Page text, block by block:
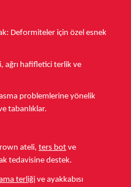
Deformiteler için özel esnek
ağrı hafifletici terlik ve
problemlerine yönelik
tabanlıklar.
ateli, ters bot ve
tedavisine destek.
terliği ve ayakkabısı